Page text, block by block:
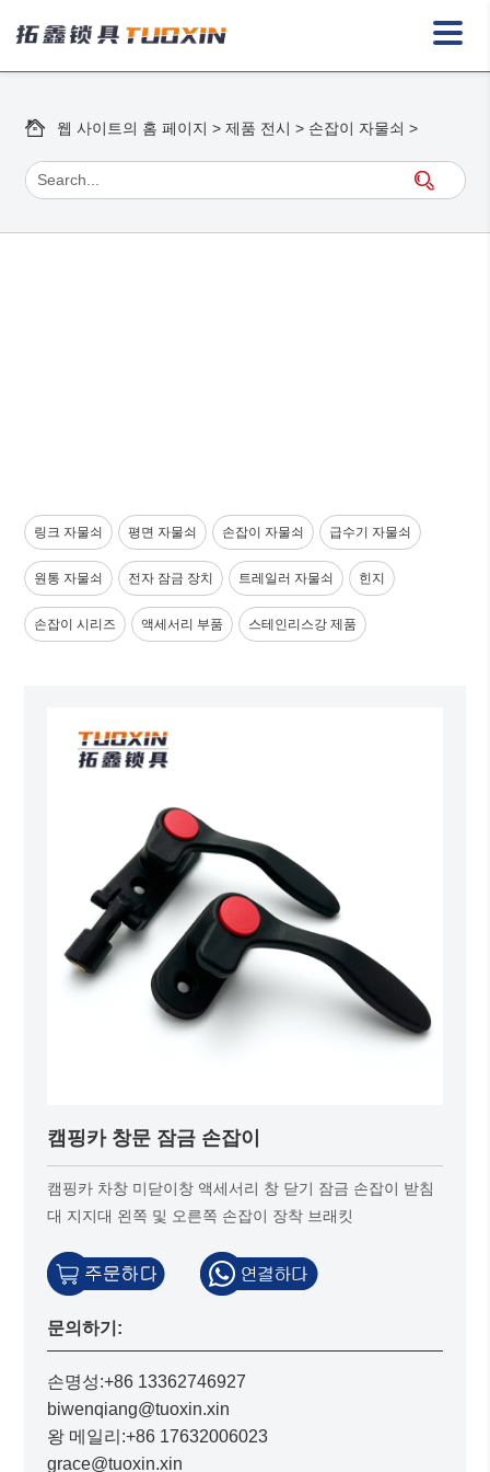
웹 사이트의 홈 페이지 >제품 전시 > 손잡이 자물쇠 >
링크 자물쇠 평면 자물쇠 손잡이 자물쇠 급수기 자물쇠
원통 자물쇠 전자 잠금 장치 트레일러 자물쇠 힌지
손잡이 시리즈 액세서리 부품 스테인리스강 제품
캠핑카 창문 잠금 손잡이
캠핑카 차창 미닫이창 액세서리 창 닫기 잠금 손잡이 받침
대 지지대 왼쪽 및 오른쪽 손잡이 장착 브래킷
문의하기:
손명성:+86 13362746927
biwenqiang@tuoxin.xin
왕 메일리:+86 17632006023
grace@tuoxin.xin